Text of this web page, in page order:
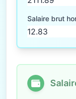
Salaire brut